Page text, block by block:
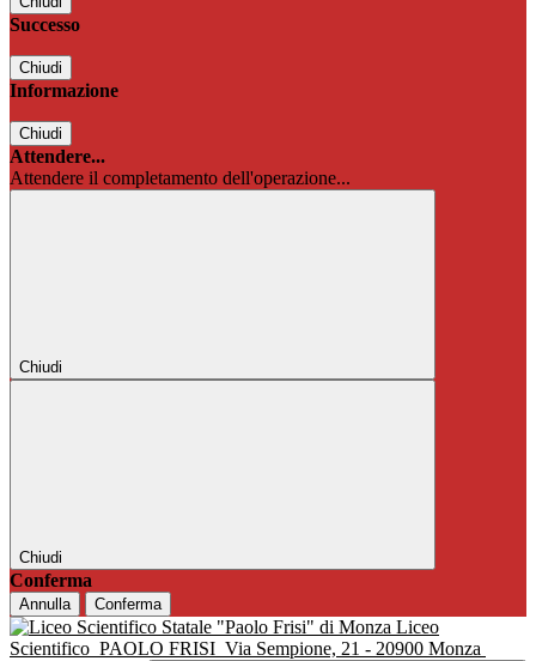
Successo
Chiudi
Informazione
Chiudi
Attendere...
Attendere il completamento dell'operazione...
Chiudi
Chiudi
Conferma
Annulla Conferma
Liceo
Scientifico PAOLO FRISI Via Sempione, 21 - 20900 Monza